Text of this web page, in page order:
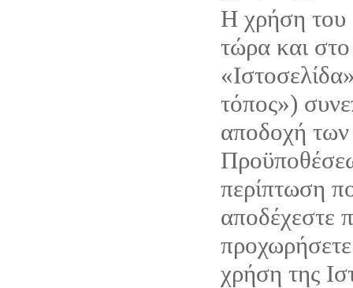
Η χρήση
τώρα και
τόπος»)
αποδοχή
περίπτωση
αποδέχεστε
χρήση της